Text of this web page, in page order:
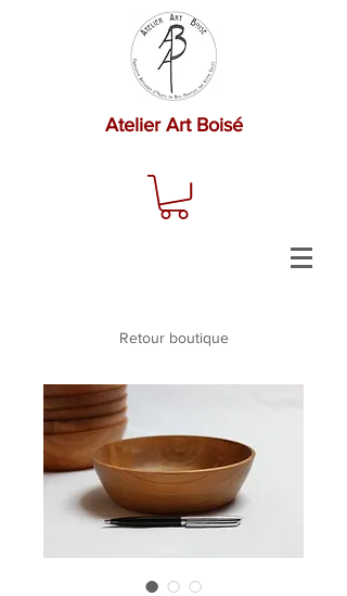
Atelier Art Boisé
Retour boutique